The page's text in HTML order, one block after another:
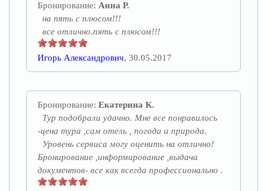
Бронирование: Анна Р.
на пять с плюсом!!!
все отлично.пять с плюсом!!!
Игорь Александрович, 30.05.2017
Бронирование: Екатерина К.
Тур подобрали удачно. Мне все понравилось
-цена тура ,сам отель , погода и природа.
Уровень сервиса могу оценить на отлично!
Бронирование ,информирование ,выдача
документов- все как всегда профессионально .